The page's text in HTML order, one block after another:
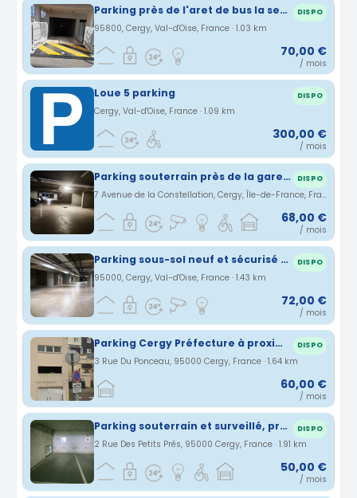
Parking près de l'aret de bus la sebille DISPO
95800, Cergy, Val-d'Oise, France · 1.03 km
70,00 €
/ mois
Loue 5 parking DISPO
Cergy, Val-d'Oise, France · 1.09 km
300,00 €
/ mois
Parking souterrain près de la gare cergy saint christophe DISPO
7 Avenue de la Constellation, Cergy, Île-de-France, France · 1.26 km
68,00 €
/ mois
Parking sous-sol neuf et sécurisé - Cergy Prefecture DISPO
95000, Cergy, Val-d'Oise, France · 1.43 km
72,00 €
/ mois
Parking Cergy Préfecture à proximité du RER A DISPO
3 Rue Du Ponceau, 95000 Cergy, France · 1.64 km
60,00 €
/ mois
Parking souterrain et surveillé, près de la gare de Cergy préfecture DISPO
2 Rue Des Petits Prés, 95000 Cergy, France · 1.91 km
50,00 €
/ mois